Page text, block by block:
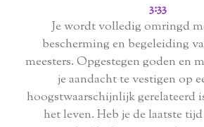
3:33
Je wordt volledig omringd
bescherming en begeleiding
meesters. Opgestegen goden en
je aandacht te vestigen op
hoogstwaarschijnlijk gerelateerd
het leven. Heb je de laatste